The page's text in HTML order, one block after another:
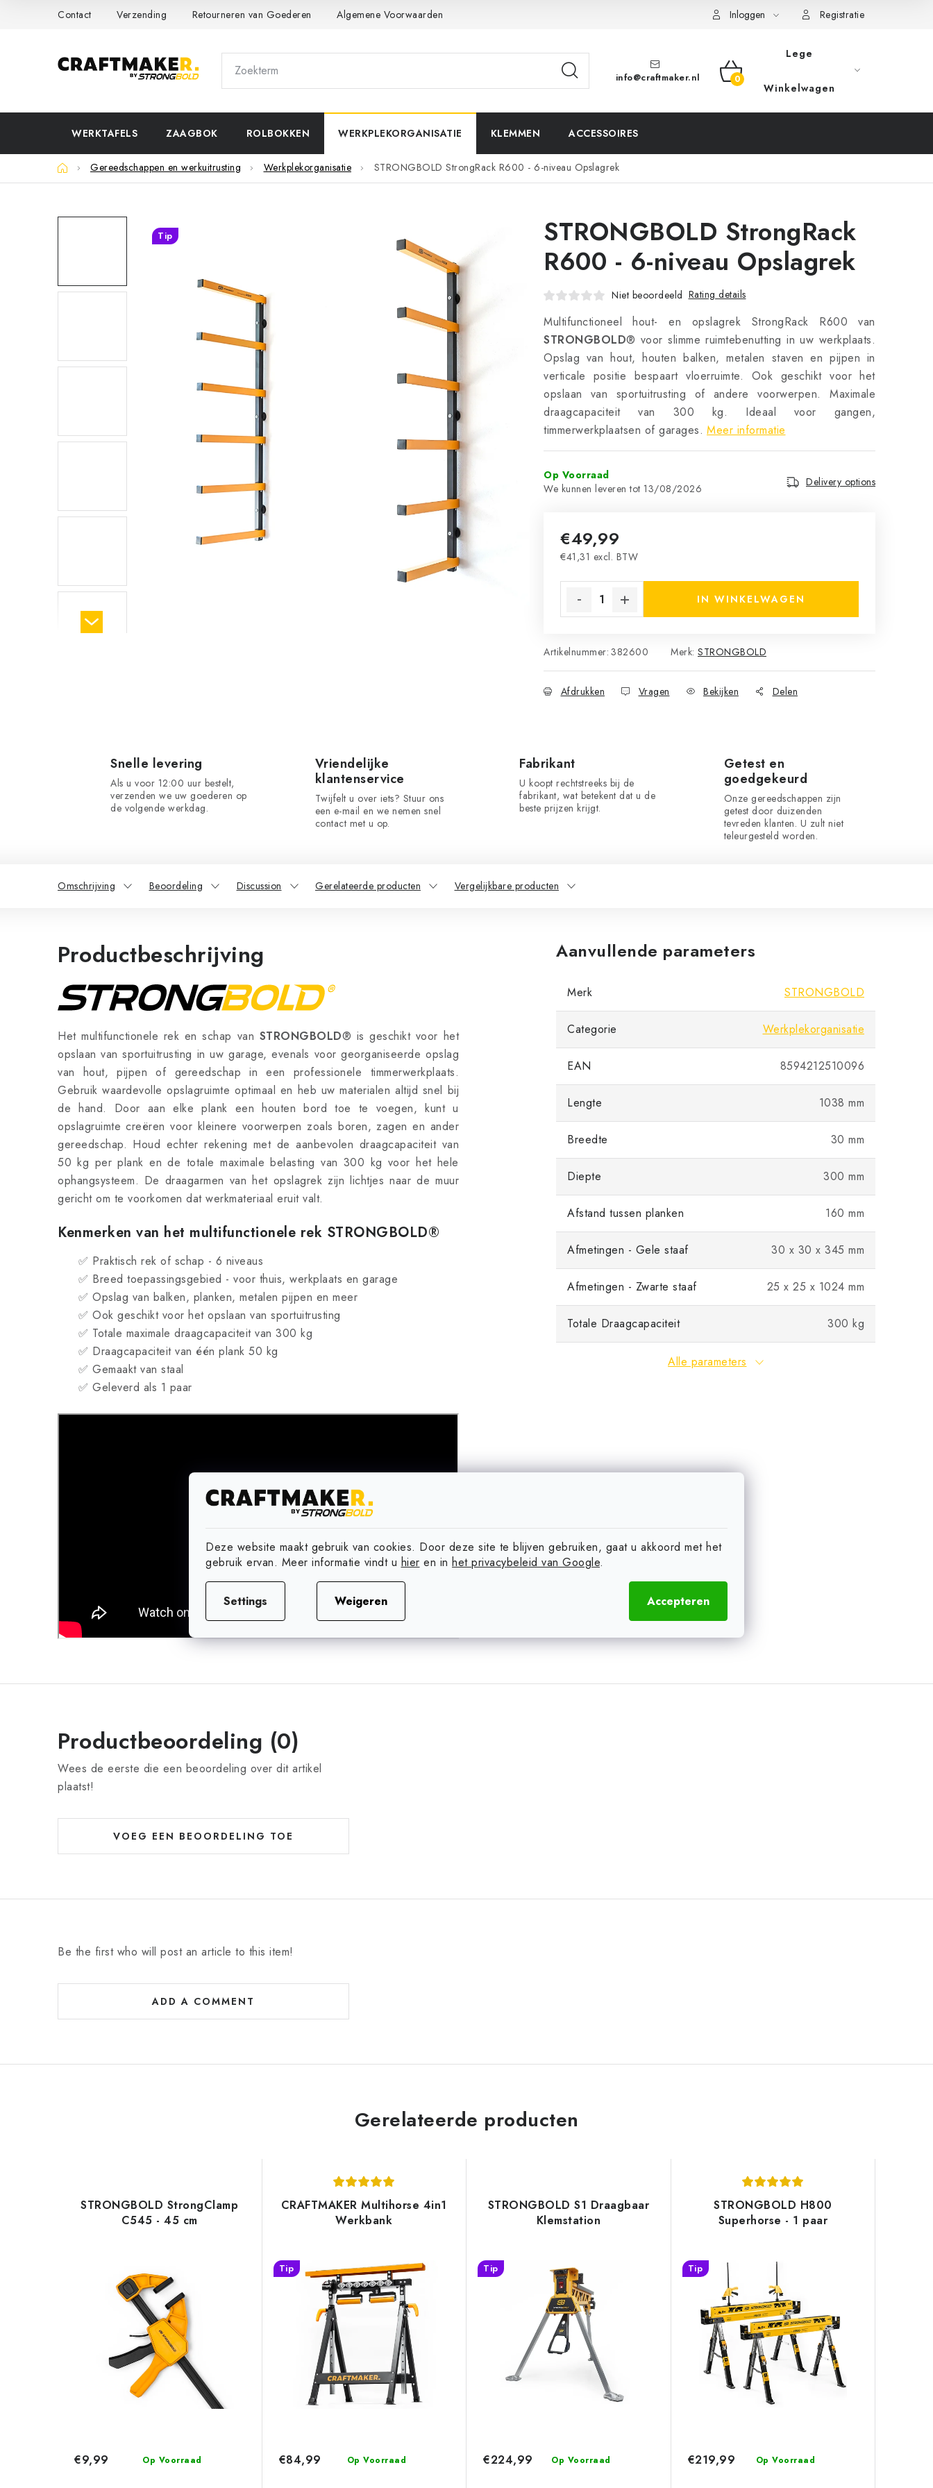
Deze website maakt gebruik van cookies. Door deze site te blijven gebruiken, gaat u akkoord met het
gebruik ervan. Meer informatie vindt u hier en in het privacybeleid van Google.
Settings Weigeren Accepteren
Contact Verzending Retourneren van Goederen Algemene Voorwaarden Inloggen Registratie
info@craftmaker.nl
SHOPPING
Lege
Winkelwagen
WERKTAFELS ZAAGBOK ROLBOKKEN WERKPLEKORGANISATIE KLEMMEN ACCESSOIRES
HomeGereedschappen en werkuitrusting Werkplekorganisatie STRONGBOLD StrongRack R600 - 6-niveau Opslagrek
STRONGBOLD StrongRack
R600 - 6-niveau Opslagrek
Niet beoordeeld Rating details
Multifunctioneel hout- en opslagrek StrongRack R600 van
STRONGBOLD® voor slimme ruimtebenutting in uw werkplaats.
Opslag van hout, houten balken, metalen staven en pijpen in
verticale positie bespaart vloerruimte. Ook geschikt voor het
opslaan van sportuitrusting of andere voorwerpen. Maximale
draagcapaciteit van 300 kg. Ideaal voor gangen,
timmerwerkplaatsen of garages. Meer informatie
Op Voorraad
13/08/2026
Delivery options
€49,99
€41,31 excl. BTW
IN WINKELWAGEN
Artikelnummer: 382600 Merk: STRONGBOLD
Afdrukken Vragen Bekijken Delen
Tip
Snelle levering
Als u voor 12:00 uur bestelt,
verzenden we uw goederen op
de volgende werkdag.
Vriendelijke
klantenservice
Twijfelt u over iets? Stuur ons
een e-mail en we nemen snel
contact met u op.
Fabrikant
U koopt rechtstreeks bij de
fabrikant, wat betekent dat u de
beste prijzen krijgt.
Getest en
goedgekeurd
Onze gereedschappen zijn
getest door duizenden
tevreden klanten. U zult niet
teleurgesteld worden.
Omschrijving Beoordeling Discussion Gerelateerde producten Vergelijkbare producten
Productbeschrijving
Het multifunctionele rek en schap van STRONGBOLD® is geschikt voor het
opslaan van sportuitrusting in uw garage, evenals voor georganiseerde opslag
van hout, pijpen of gereedschap in een professionele timmerwerkplaats.
Gebruik waardevolle opslagruimte optimaal en heb uw materialen altijd snel bij
de hand. Door aan elke plank een houten bord toe te voegen, kunt u
opslagruimte creëren voor kleinere voorwerpen zoals boren, zagen en ander
gereedschap. Houd echter rekening met de aanbevolen draagcapaciteit van
50 kg per plank en de totale maximale belasting van 300 kg voor het hele
ophangsysteem. De draagarmen van het opslagrek zijn lichtjes naar de muur
gericht om te voorkomen dat werkmateriaal eruit valt.
Kenmerken van het multifunctionele rek STRONGBOLD®
✅ Praktisch rek of schap - 6 niveaus
✅ Breed toepassingsgebied - voor thuis, werkplaats en garage
✅ Opslag van balken, planken, metalen pijpen en meer
✅ Ook geschikt voor het opslaan van sportuitrusting
✅ Totale maximale draagcapaciteit van 300 kg
✅ Draagcapaciteit van één plank 50 kg
✅ Gemaakt van staal
✅ Geleverd als 1 paar
Aanvullende parameters
Merk STRONGBOLD
Categorie Werkplekorganisatie
EAN 8594212510096
Lengte 1038 mm
Breedte 30 mm
Diepte 300 mm
Afstand tussen planken 160 mm
Afmetingen - Gele staaf 30 x 30 x 345 mm
Afmetingen - Zwarte staaf 25 x 25 x 1024 mm
Totale Draagcapaciteit 300 kg
Alle parameters
Productbeoordeling (0)
Wees de eerste die een beoordeling over dit artikel
plaatst!
VOEG EEN BEOORDELING TOE
Be the first who will post an article to this item!
ADD A COMMENT
Gerelateerde producten
STRONGBOLD StrongClamp
C545 - 45 cm
Op Voorraad
€9,99
CRAFTMAKER Multihorse 4in1
Werkbank
Tip
Op Voorraad
€84,99
STRONGBOLD S1 Draagbaar
Klemstation
Tip
Op Voorraad
€224,99
STRONGBOLD H800
Superhorse - 1 paar
Tip
Op Voorraad
€219,99